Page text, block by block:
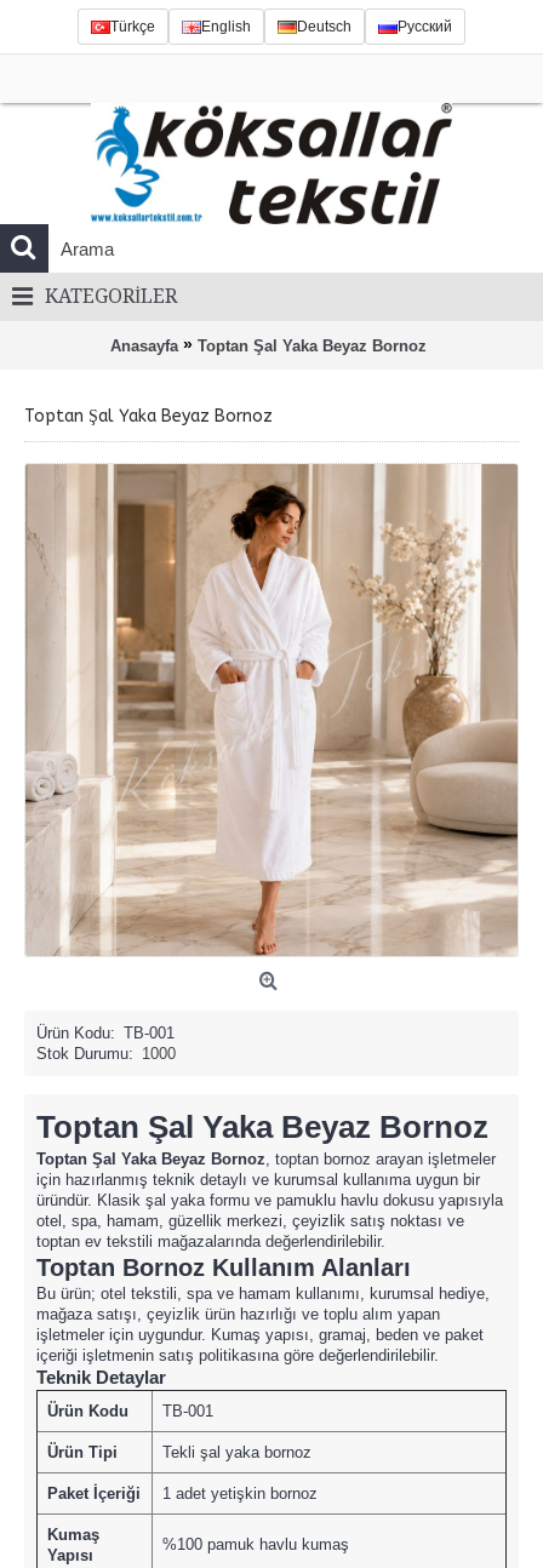
Türkçe English Deutsch Русский
KATEGORILER
Anasayfa » Toptan Şal Yaka Beyaz Bornoz
Toptan Şal Yaka Beyaz Bornoz
Ürün Kodu: TB-001
Stok Durumu: 1000
Toptan Şal Yaka Beyaz Bornoz
Toptan Şal Yaka Beyaz Bornoz, toptan bornoz arayan işletmeler
için hazırlanmış teknik detaylı ve kurumsal kullanıma uygun bir
üründür. Klasik şal yaka formu ve pamuklu havlu dokusu yapısıyla
otel, spa, hamam, güzellik merkezi, çeyizlik satış noktası ve
toptan ev tekstili mağazalarında değerlendirilebilir.
Toptan Bornoz Kullanım Alanları
Bu ürün; otel tekstili, spa ve hamam kullanımı, kurumsal hediye,
mağaza satışı, çeyizlik ürün hazırlığı ve toplu alım yapan
işletmeler için uygundur. Kumaş yapısı, gramaj, beden ve paket
içeriği işletmenin satış politikasına göre değerlendirilebilir.
Teknik Detaylar
Ürün Kodu TB-001
Ürün Tipi Tekli şal yaka bornoz
Paket İçeriği 1 adet yetişkin bornoz
Kumaş
Yapısı
%100 pamuk havlu kumaş